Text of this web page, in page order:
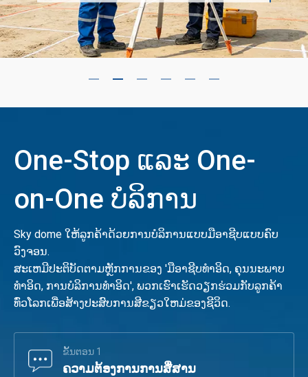
ອາກາດທີ່ກໍາຫນົດເອງ.
One-Stop ແລະ One-
on-One ບໍລິການ
Sky dome ໃຫ້ລູກຄ້າດ້ວຍການບໍລິການແບບມືອາຊີບແບບຄົບ
ວົງຈອນ.
ສະເຫມີປະຕິບັດຕາມຫຼັກການຂອງ 'ມືອາຊີບທໍາອິດ, ຄຸນນະພາບ
ທໍາອິດ, ການບໍລິການທໍາອິດ', ພວກເຮົາເຮັດວຽກຮ່ວມກັບລູກຄ້າ
ທົ່ວໂລກເພື່ອສ້າງປະສົບການສີຂຽວໃຫມ່ຂອງຊີວິດ.
ຂັ້ນຕອນ 1
ຄວາມຕ້ອງການການສື່ສານ